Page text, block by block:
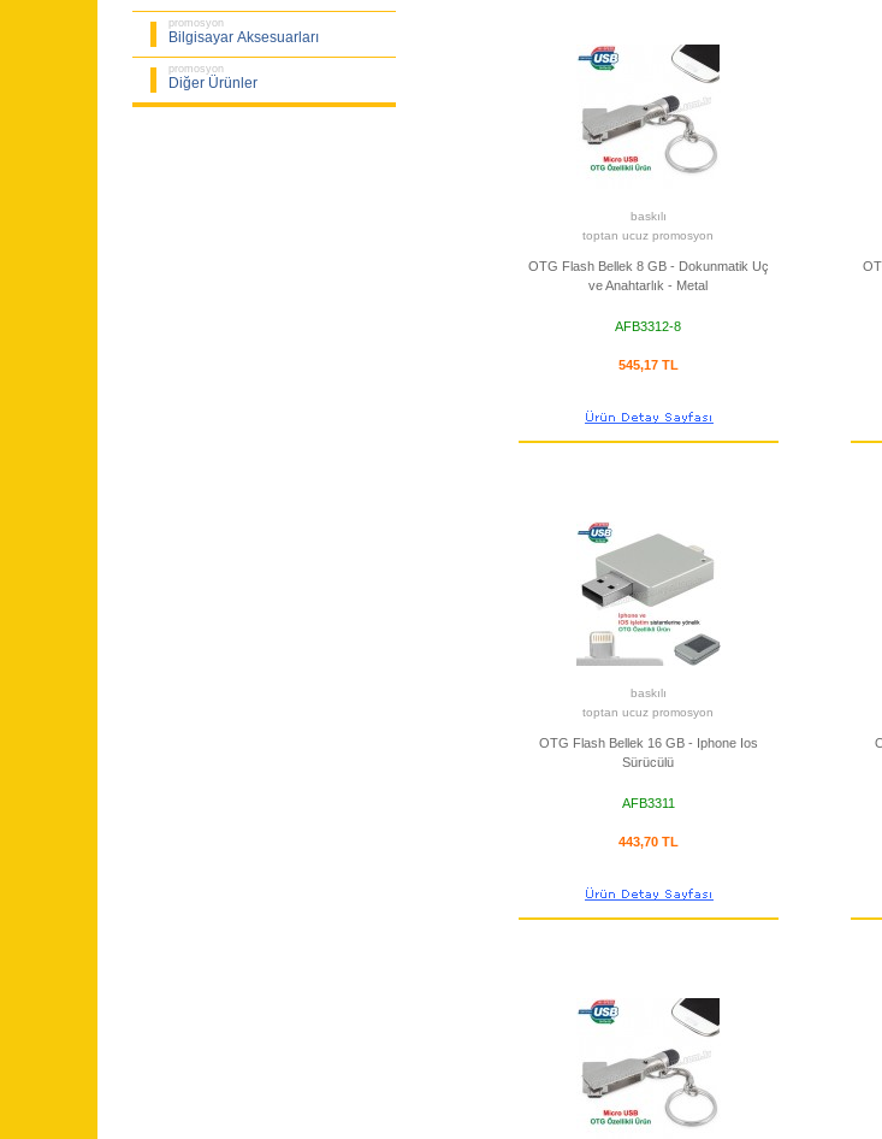
promosyon
Bilgisayar Aksesuarları
promosyon
Diğer Ürünler
baskılı
toptan ucuz promosyon
OTG Flash Bellek 8 GB - Dokunmatik Uç
ve Anahtarlık - Metal
AFB3312-8
545,17 TL
baskılı
toptan ucuz promosyon
OTG Flash Bellek 16 GB - Iphone Ios
Sürücülü
AFB3311
443,70 TL